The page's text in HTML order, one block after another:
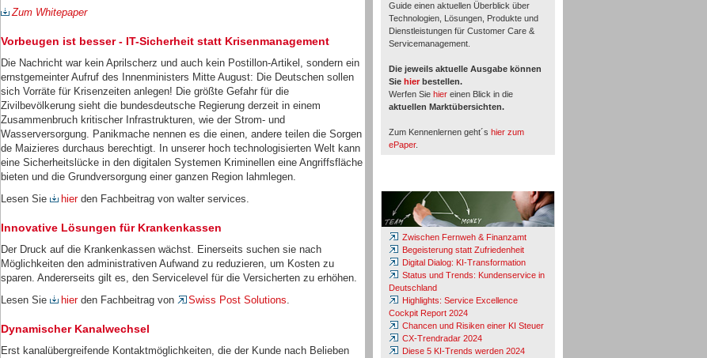
Zum Whitepaper
Vorbeugen ist besser - IT-Sicherheit statt Krisenmanagement
Die Nachricht war kein Aprilscherz und auch kein Postillon-Artikel, sondern ein
ernstgemeinter Aufruf des Innenministers Mitte August: Die Deutschen sollen
sich Vorräte für Krisenzeiten anlegen! Die größte Gefahr für die
Zivilbevölkerung sieht die bundesdeutsche Regierung derzeit in einem
Zusammenbruch kritischer Infrastrukturen, wie der Strom- und
Wasserversorgung. Panikmache nennen es die einen, andere teilen die Sorgen
de Maizieres durchaus berechtigt. In unserer hoch technologisierten Welt kann
eine Sicherheitslücke in den digitalen Systemen Kriminellen eine Angriffsfläche
bieten und die Grundversorgung einer ganzen Region lahmlegen.
Lesen Sie
hierden Fachbeitrag von walter services.
Innovative Lösungen für Krankenkassen
Der Druck auf die Krankenkassen wächst. Einerseits suchen sie nach
Möglichkeiten den administrativen Aufwand zu reduzieren, um Kosten zu
sparen. Andererseits gilt es, den Servicelevel für die Versicherten zu erhöhen.
Lesen Sie
hier den Fachbeitrag von Swiss Post Solutions.
Dynamischer Kanalwechsel
Erst kanalübergreifende Kontaktmöglichkeiten, die der Kunde nach Belieben
Guide einen aktuellen Überblick über
Technologien, Lösungen, Produkte und
Dienstleistungen für Customer Care &
Servicemanagement.
Die jeweils aktuelle Ausgabe können
Sie hier bestellen.
Werfen Sie hier einen Blick in die
aktuellen Marktübersichten.
Zum Kennenlernen geht´s hier zum
ePaper.
Zwischen Fernweh & Finanzamt
Begeisterung statt Zufriedenheit
Digital Dialog: KI-Transformation
Status und Trends: Kundenservice in
Deutschland
Highlights: Service Excellence
Cockpit Report 2024
Chancen und Risiken einer KI Steuer
CX-Trendradar 2024
Diese 5 KI-Trends werden 2024